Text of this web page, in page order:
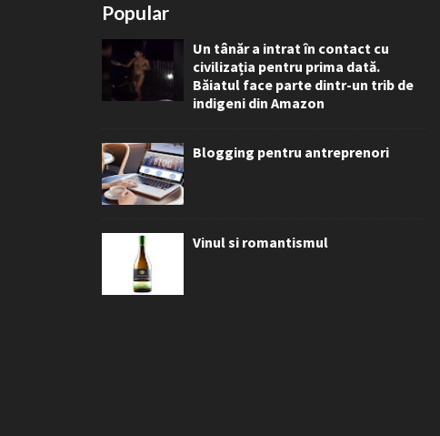
Popular
Un tânăr a intrat în contact cu
civilizația pentru prima dată.
Băiatul face parte dintr-un trib de
indigeni din Amazon
Blogging pentru antreprenori
Vinul si romantismul